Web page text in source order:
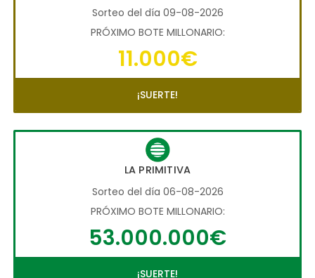
Sorteo del día 09-08-2026
PRÓXIMO BOTE MILLONARIO:
11.000€
¡SUERTE!
LA PRIMITIVA
Sorteo del día 06-08-2026
PRÓXIMO BOTE MILLONARIO:
53.000.000€
¡SUERTE!